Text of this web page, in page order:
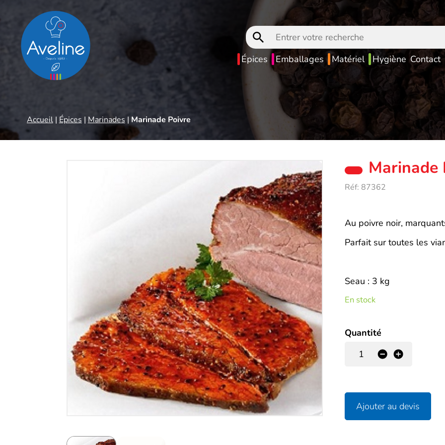
Entrer
votre
recherche
Épices Emballages Matériel Hygiène Contact
Accueil| Épices | Marinades | Marinade Poivre
Marinade
Réf: 87362
Description
Au poivre noir,
Parfait sur toutes les
Seau : 3 kg
En stock
Quantité
+
-
Ajouter au devis
Panneau de gestion des cookies